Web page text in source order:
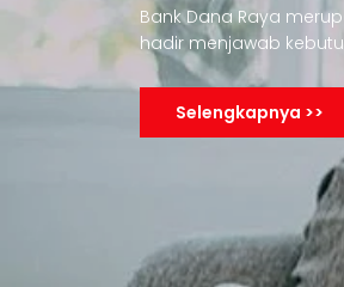
Bank Dana Raya
hadir menjawab
Selengkapnya >>